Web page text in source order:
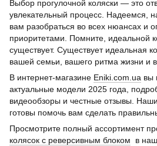
Выбор прогулочной коляски — это
увлекательный процесс. Надеемся,
вам разобраться во всех нюансах и
приоритетами. Помните, идеальной
существует. Существует идеальная
вашей семьи, вашего ритма жизни и
В интернет-магазине Eniki.com.ua вы
актуальные модели 2025 года,
видеообзоры и честные отзывы. Наши
готовы помочь вам сделать
Просмотрите полный ассортимент
колясок с реверсивным блоком в